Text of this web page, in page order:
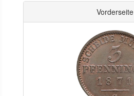
Vorderseite